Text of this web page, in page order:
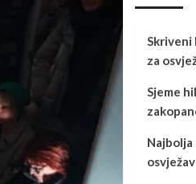
Skriveni
za
Sjeme
Najbolja